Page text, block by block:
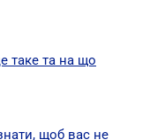
таке та на що
щоб вас не